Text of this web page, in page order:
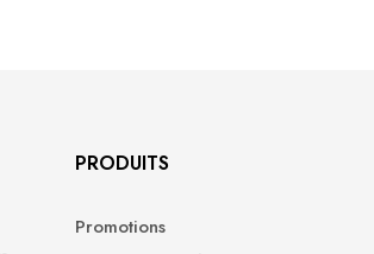
PRODUITS
Promotions